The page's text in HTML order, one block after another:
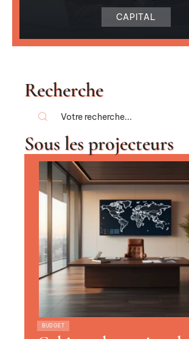
CAPITAL
Recherche
Sous les projecteurs
BUDGET